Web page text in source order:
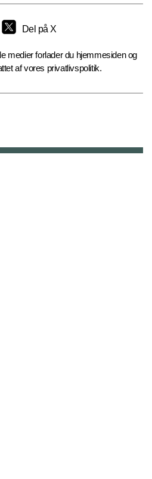
Del på X
medier forlader du hjemmesiden og
af vores privatlivspolitik.